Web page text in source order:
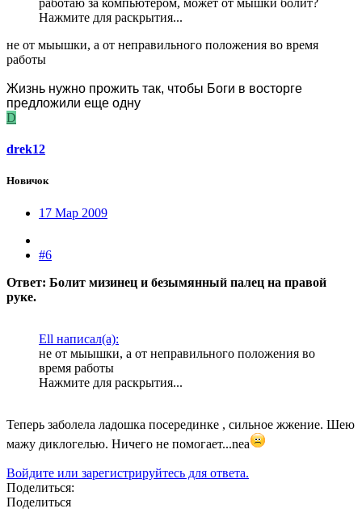
работаю за компьютером, может от мышки болит?
Нажмите для раскрытия...
не от мыышки, а от неправильного положения во время
работы
Жизнь нужно прожить так, чтобы Боги в восторге
предложили еще одну
D
drek12
Новичок
17 Мар 2009
#6
Ответ: Болит мизинец и безымянный палец на правой
руке.
Ell написал(а):
не от мыышки, а от неправильного положения во
время работы
Нажмите для раскрытия...
Теперь заболела ладошка посерединке , сильное жжение. Шею
мажу диклогелью. Ничего не помогает...nea
Войдите или зарегистрируйтесь для ответа.
Поделиться:
Поделиться